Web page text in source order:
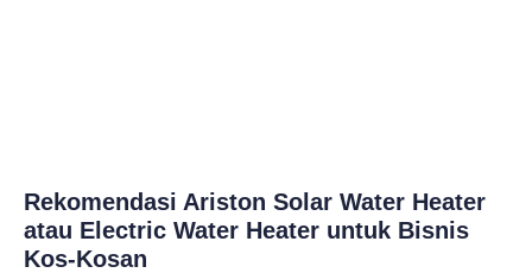
Rekomendasi Ariston Solar Water Heater
atau Electric Water Heater untuk Bisnis
Kos-Kosan